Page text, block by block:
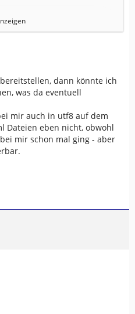
dann könnte ich
was da eventuell
mir auch in utf8 auf dem
Dateien eben nicht, obwohl
mir schon mal ging - aber